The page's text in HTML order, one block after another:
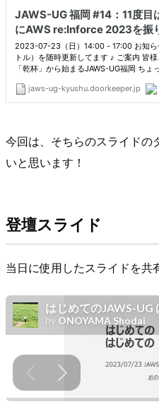
今回は、そちらのスライドの
いと思います！
登壇スライド
当日に使用したスライドを共